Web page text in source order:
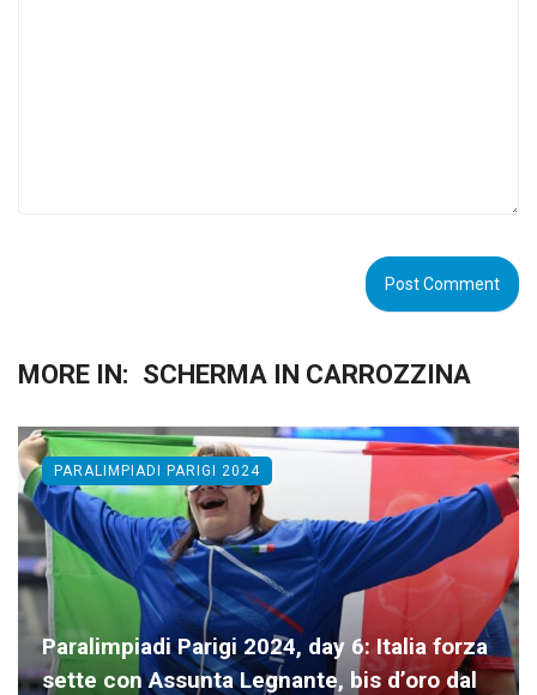
MORE IN: SCHERMA IN CARROZZINA
Paralimpiadi Parigi 2024, day 6: Italia forza
sette con Assunta Legnante, bis d’oro dal
PARALIMPIADI PARIGI 2024